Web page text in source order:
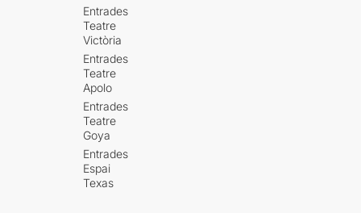
Entrades
Teatre
Victòria
Entrades
Teatre
Apolo
Entrades
Teatre
Goya
Entrades
Espai
Texas